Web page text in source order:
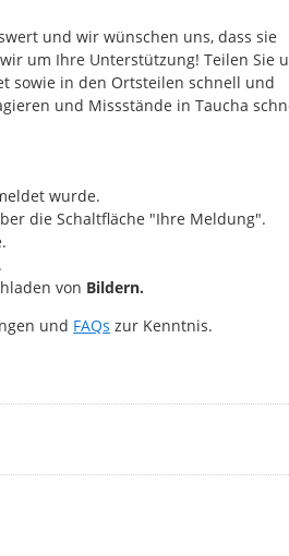
und wir wünschen uns, dass sie
um Ihre Unterstützung! Teilen Sie
sowie in den Ortsteilen schnell und
und Missstände in Taucha
wurde.
die Schaltfläche "Ihre Meldung".
von Bildern.
und FAQs zur Kenntnis.